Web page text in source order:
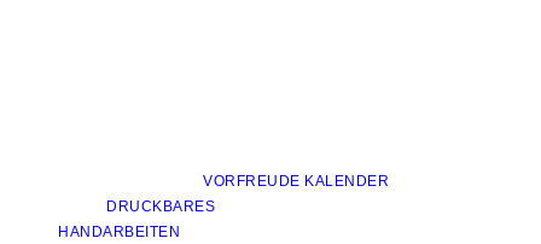
VORFREUDE KALENDER
DRUCKBARES
HANDARBEITEN